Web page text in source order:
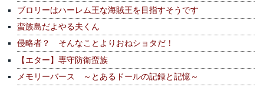
ブロリーはハーレム王な海賊王を目指すそうです
蛮族島だよやる夫くん
侵略者？ そんなことよりおねショタだ！
【エター】専守防衛蛮族
メモリーバース ～とあるドールの記録と記憶～